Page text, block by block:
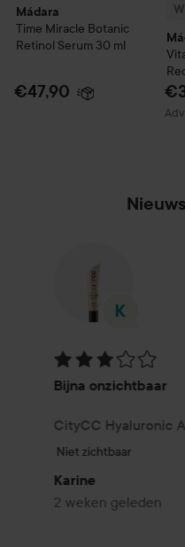
Mádara
Time Miracle Botanic
Retinol Serum 30 ml
€47,90
ml
SECTIE OVERSLAAN
Beoordeling: 3 van
Bijna onzichtbaar
Niet zichtbaar
Karine
2 weken geleden